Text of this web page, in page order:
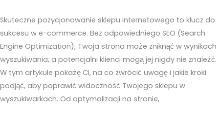
Skuteczne pozycjonowanie sklepu internetowego to klucz do
sukcesu w e-commerce. Bez odpowiedniego SEO (Search
Engine Optimization), Twoja strona może zniknąć w wynikach
wyszukiwania, a potencjalni klienci mogą jej nigdy nie znaleźć.
W tym artykule pokażę Ci, na co zwrócić uwagę i jakie kroki
podjąć, aby poprawić widoczność Twojego sklepu w
wyszukiwarkach. Od optymalizacji na stronie,